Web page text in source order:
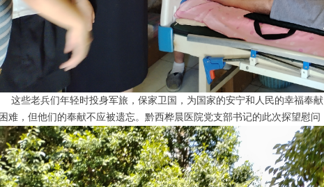
老兵们年轻时投身军旅，保家卫国，为国家的安宁和人民的幸福奉献
难，但他们的奉献不应被遗忘。黔西桦晨医院党支部书记的此次探望慰问